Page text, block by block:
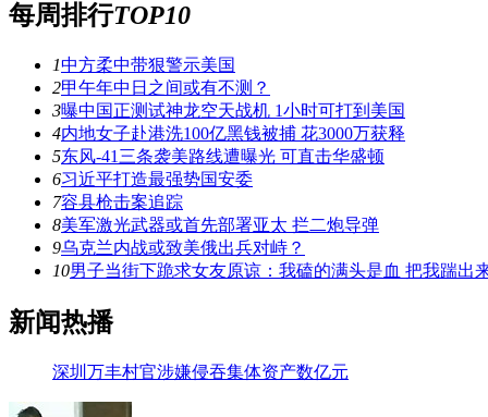
每周排行TOP10
1中方柔中带狠警示美国
2甲午年中日之间或有不测？
3曝中国正测试神龙空天战机 1小时可打到美国
4内地女子赴港洗100亿黑钱被捕 花3000万获释
5东风-41三条袭美路线遭曝光 可直击华盛顿
6习近平打造最强势国安委
7容县枪击案追踪
8美军激光武器或首先部署亚太 拦二炮导弹
9乌克兰内战或致美俄出兵对峙？
10男子当街下跪求女友原谅：我磕的满头是血 把我踹出
新闻热播
深圳万丰村官涉嫌侵吞集体资产数亿元